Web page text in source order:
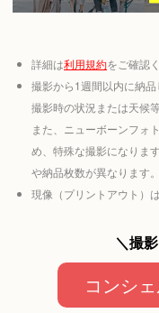
詳細は利用規約をご確認
撮影から1週間以内に納品
撮影時の状況または天候
また、ニューボーンフォ
め、特殊な撮影になりま
や納品枚数が異なります。
現像（プリントアウト）
＼撮
コンシ